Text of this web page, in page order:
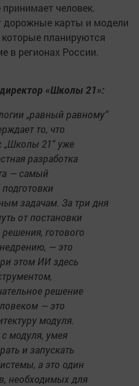
человек.
дорожные карты и модели
планируются
в регионах России.
«Школы 21»:
„равный равному“
то, что
21“ уже
разработка
— самый
задачам. За три дня
от постановки
готового
— это
этом ИИ здесь
решение
— это
модуля.
модуля, умея
и запускать
а это один
необходимых для